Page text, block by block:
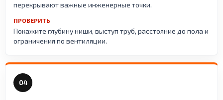
перекрывают важные инженерные точки.
ПРОВЕРИТЬ
Покажите глубину ниши, выступ труб, расстояние до пола и
ограничения по вентиляции.
04